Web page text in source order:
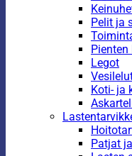
Pelit ja
Legot
Koti- ja
Patjat